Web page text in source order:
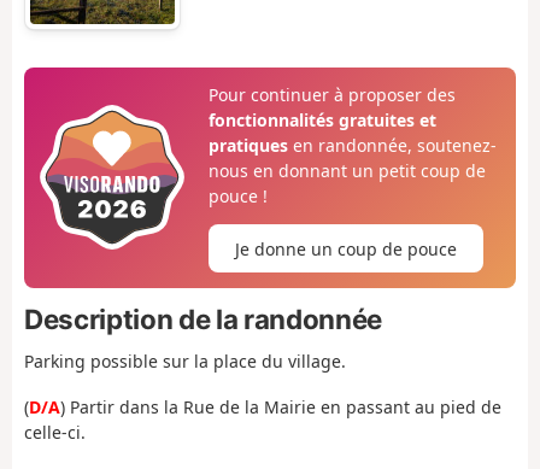
Pour continuer à proposer des
fonctionnalités gratuites et
pratiquesen randonnée, soutenez-
nous en donnant un petit coup de
pouce !
Je donne un coup de pouce
Description de la randonnée
Parking possible sur la place du village.
(D/A) Partir dans la Rue de la Mairie en passant au pied de
celle-ci.